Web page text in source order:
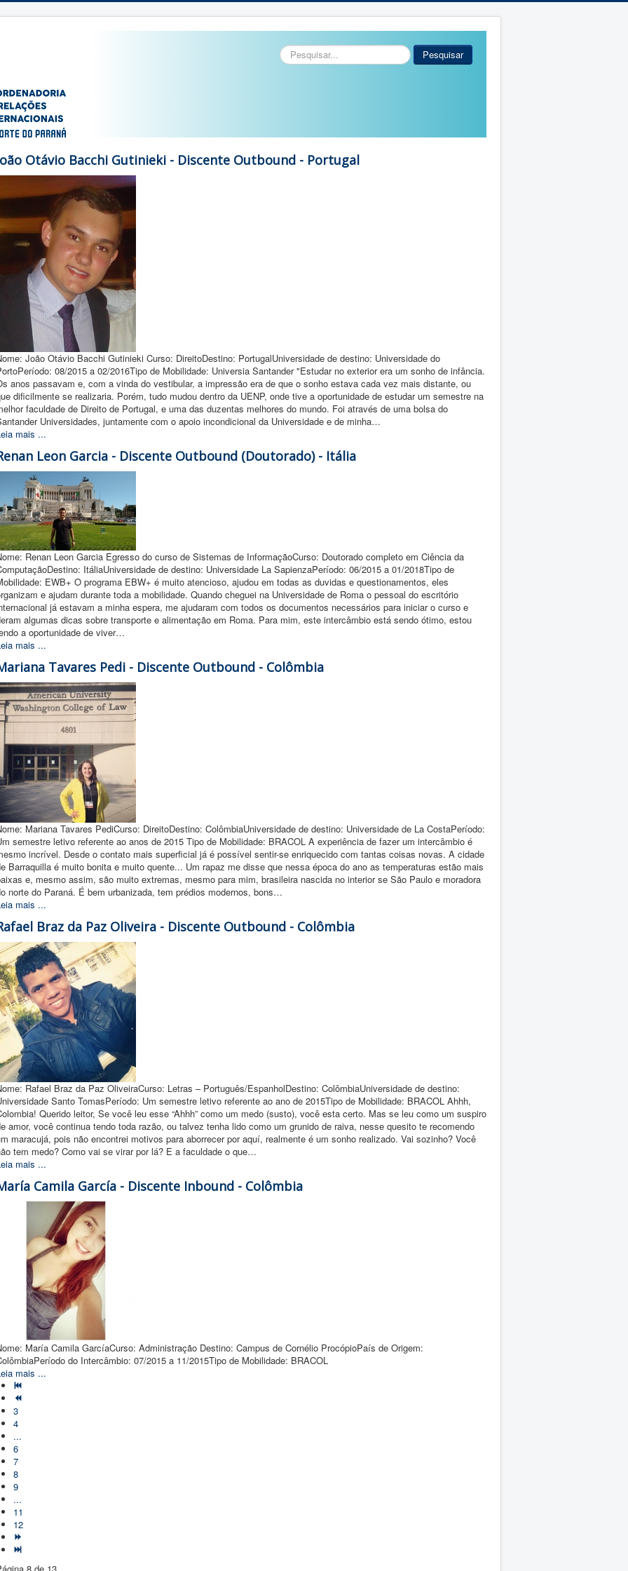
Pesquisar... Pesquisar
Otávio Bacchi Gutinieki - Discente Outbound - Portugal
João Otávio Bacchi Gutinieki Curso: DireitoDestino: PortugalUniversidade de destino: Universidade do
08/2015 a 02/2016Tipo de Mobilidade: Universia Santander "Estudar no exterior era um sonho de infância.
anos passavam e, com a vinda do vestibular, a impressão era de que o sonho estava cada vez mais distante, ou
dificilmente se realizaria. Porém, tudo mudou dentro da UENP, onde tive a oportunidade de estudar um semestre na
faculdade de Direito de Portugal, e uma das duzentas melhores do mundo. Foi através de uma bolsa do
Universidades, juntamente com o apoio incondicional da Universidade e de minha…
mais ...
Leon Garcia - Discente Outbound (Doutorado) - Itália
Renan Leon Garcia Egresso do curso de Sistemas de InformaçãoCurso: Doutorado completo em Ciência da
ItáliaUniversidade de destino: Universidade La SapienzaPeríodo: 06/2015 a 01/2018Tipo de
EWB+ O programa EBW+ é muito atencioso, ajudou em todas as duvidas e questionamentos, eles
e ajudam durante toda a mobilidade. Quando cheguei na Universidade de Roma o pessoal do escritório
já estavam a minha espera, me ajudaram com todos os documentos necessários para iniciar o curso e
algumas dicas sobre transporte e alimentação em Roma. Para mim, este intercâmbio está sendo ótimo, estou
a oportunidade de viver…
mais ...
Tavares Pedi - Discente Outbound - Colômbia
Mariana Tavares PediCurso: DireitoDestino: ColômbiaUniversidade de destino: Universidade de La CostaPeríodo:
semestre letivo referente ao anos de 2015 Tipo de Mobilidade: BRACOL A experiência de fazer um intercâmbio é
incrível. Desde o contato mais superficial já é possível sentir-­se enriquecido com tantas coisas novas. A cidade
Barraquilla é muito bonita e muito quente... Um rapaz me disse que nessa época do ano as temperaturas estão mais
e, mesmo assim, são muito extremas, mesmo para mim, brasileira nascida no interior se São Paulo e moradora
norte do Paraná. É bem urbanizada, tem prédios modernos, bons…
mais ...
Braz da Paz Oliveira - Discente Outbound - Colômbia
Rafael Braz da Paz OliveiraCurso: Letras – Português/EspanholDestino: ColômbiaUniversidade de destino:
Santo TomasPeríodo: Um semestre letivo referente ao ano de 2015Tipo de Mobilidade: BRACOL Ahhh,
Querido leitor, Se você leu esse “Ahhh” como um medo (susto), você esta certo. Mas se leu como um suspiro
amor, você continua tendo toda razão, ou talvez tenha lido como um grunido de raiva, nesse quesito te recomendo
maracujá, pois não encontrei motivos para aborrecer por aquí, realmente é um sonho realizado. Vai sozinho? Você
tem medo? Como vai se virar por lá? E a faculdade o que…
mais ...
Camila García - Discente Inbound - Colômbia
María Camila GarcíaCurso: Administração Destino: Campus de Cornélio ProcópioPaís de Origem:
do Intercâmbio: 07/2015 a 11/2015Tipo de Mobilidade: BRACOL
mais ...
3
4
...
6
7
8
9
...
11
12